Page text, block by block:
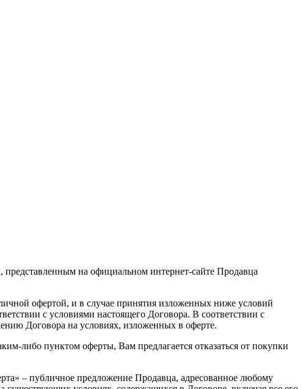
на официальном интернет-сайте Продавца
офертой, и в случае принятия изложенных ниже условий
с условиями настоящего Договора. В соответствии с
Договора на условиях, изложенных в оферте.
либо пунктом оферты, Вам предлагается отказаться от покупки
– публичное предложение Продавца, адресованное любому